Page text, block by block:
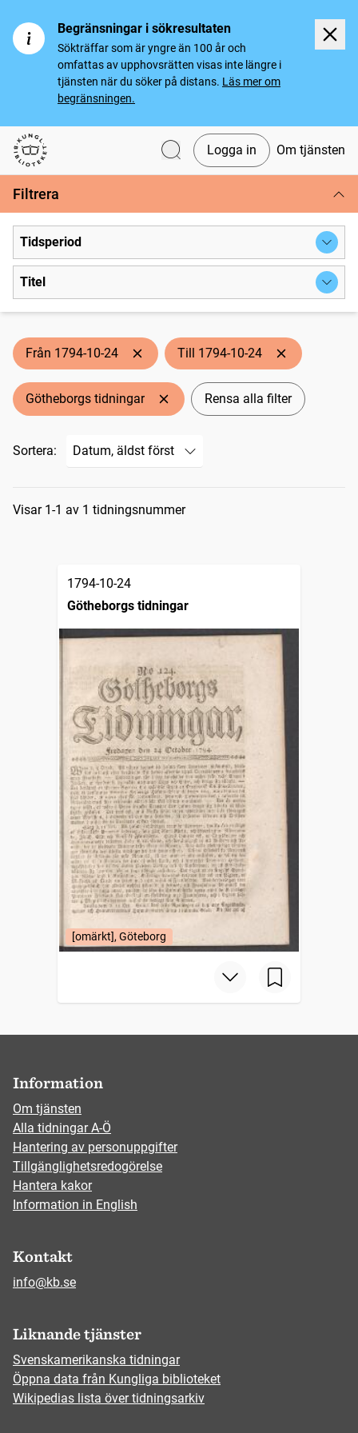
Begränsningar i sökresultaten
Sökträffar som är yngre än 100 år och
omfattas av upphovsrätten visas inte längre i
tjänsten när du söker på distans. Läs mer om
begränsningen.
Svenska tidningar
Logga in Om tjänsten
Filtrera
Tidsperiod
Titel
Från 1794-10-24 Till 1794-10-24
Götheborgs tidningar Rensa alla filter
Sortera:
Sökresultat
Visar 1-1 av 1 tidningsnummer
1794-10-24
Götheborgs tidningar
[omärkt], Göteborg
Information
Om tjänsten
Alla tidningar A-Ö
Hantering av personuppgifter
Tillgänglighetsredogörelse
Hantera kakor
Information in English
Kontakt
info@kb.se
Liknande tjänster
Svenskamerikanska tidningar
Öppna data från Kungliga biblioteket
Wikipedias lista över tidningsarkiv